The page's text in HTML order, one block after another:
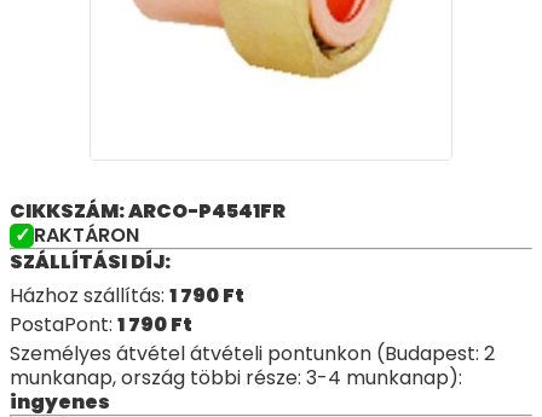
CIKKSZÁM: ARCO-P4541FR
RAKTÁRON
SZÁLLÍTÁSI DÍJ:
Házhoz szállítás: 1 790Ft
PostaPont: 1 790Ft
Személyes átvétel átvételi pontunkon (Budapest: 2
munkanap, ország többi része: 3-4 munkanap):
ingyenes